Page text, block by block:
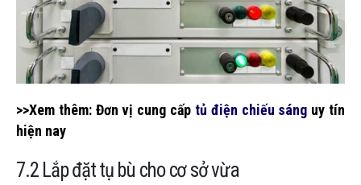
>>Xem thêm: Đơn vị cung cấp tủ điện chiếu sáng uy tín
hiện nay
7.2 Lắp đặt tụ bù cho cơ sở vừa